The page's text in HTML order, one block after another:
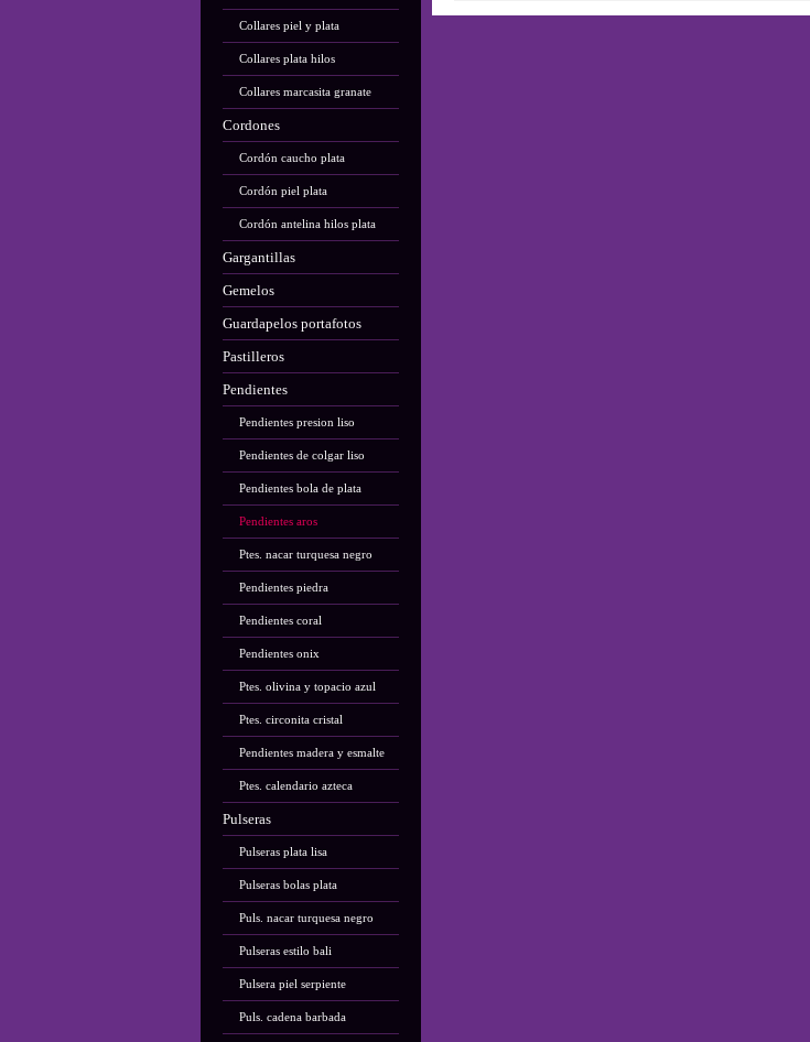
Collares piel y plata
Collares plata hilos
Collares marcasita granate
Cordones
Cordón caucho plata
Cordón piel plata
Cordón antelina hilos plata
Gargantillas
Gemelos
Guardapelos portafotos
Pastilleros
Pendientes
Pendientes presion liso
Pendientes de colgar liso
Pendientes bola de plata
Pendientes aros
Ptes. nacar turquesa negro
Pendientes piedra
Pendientes coral
Pendientes onix
Ptes. olivina y topacio azul
Ptes. circonita cristal
Pendientes madera y esmalte
Ptes. calendario azteca
Pulseras
Pulseras plata lisa
Pulseras bolas plata
Puls. nacar turquesa negro
Pulseras estilo bali
Pulsera piel serpiente
Puls. cadena barbada